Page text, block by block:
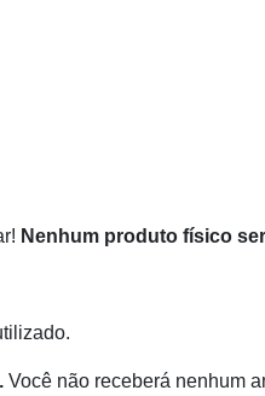
Nenhum produto físico
Você não receberá nenhum